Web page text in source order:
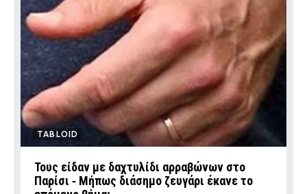
TABLOID
Τους είδαν με δαχτυλίδι αρραβώνων στο
Παρίσι ‑ Μήπως διάσημο ζευγάρι έκανε το